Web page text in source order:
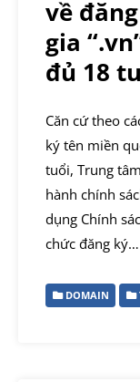
về
gia
đủ 18
Căn cứ theo
ký tên miền
tuổi, Trung
hành chính
dụng Chính
chức đăng ký…
DOMAIN